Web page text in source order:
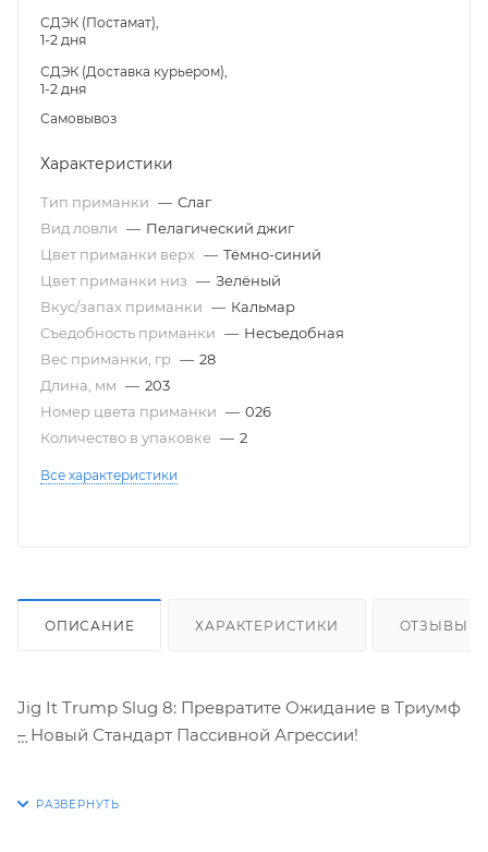
СДЭК (Постамат),
1-2 дня
СДЭК (Доставка курьером),
1-2 дня
Самовывоз
Характеристики
Тип приманки — Слаг
Вид ловли — Пелагический джиг
Цвет приманки верх — Тёмно-синий
Цвет приманки низ — Зелёный
Вкус/запах приманки — Кальмар
Съедобность приманки — Несъедобная
Вес приманки, гр — 28
Длина, мм — 203
Номер цвета приманки — 026
Количество в упаковке — 2
Все характеристики
ОПИСАНИЕ ХАРАКТЕРИСТИКИ ОТЗЫВЫ
Jig It Trump Slug 8: Превратите Ожидание в Триумф
– Новый Стандарт Пассивной Агрессии!